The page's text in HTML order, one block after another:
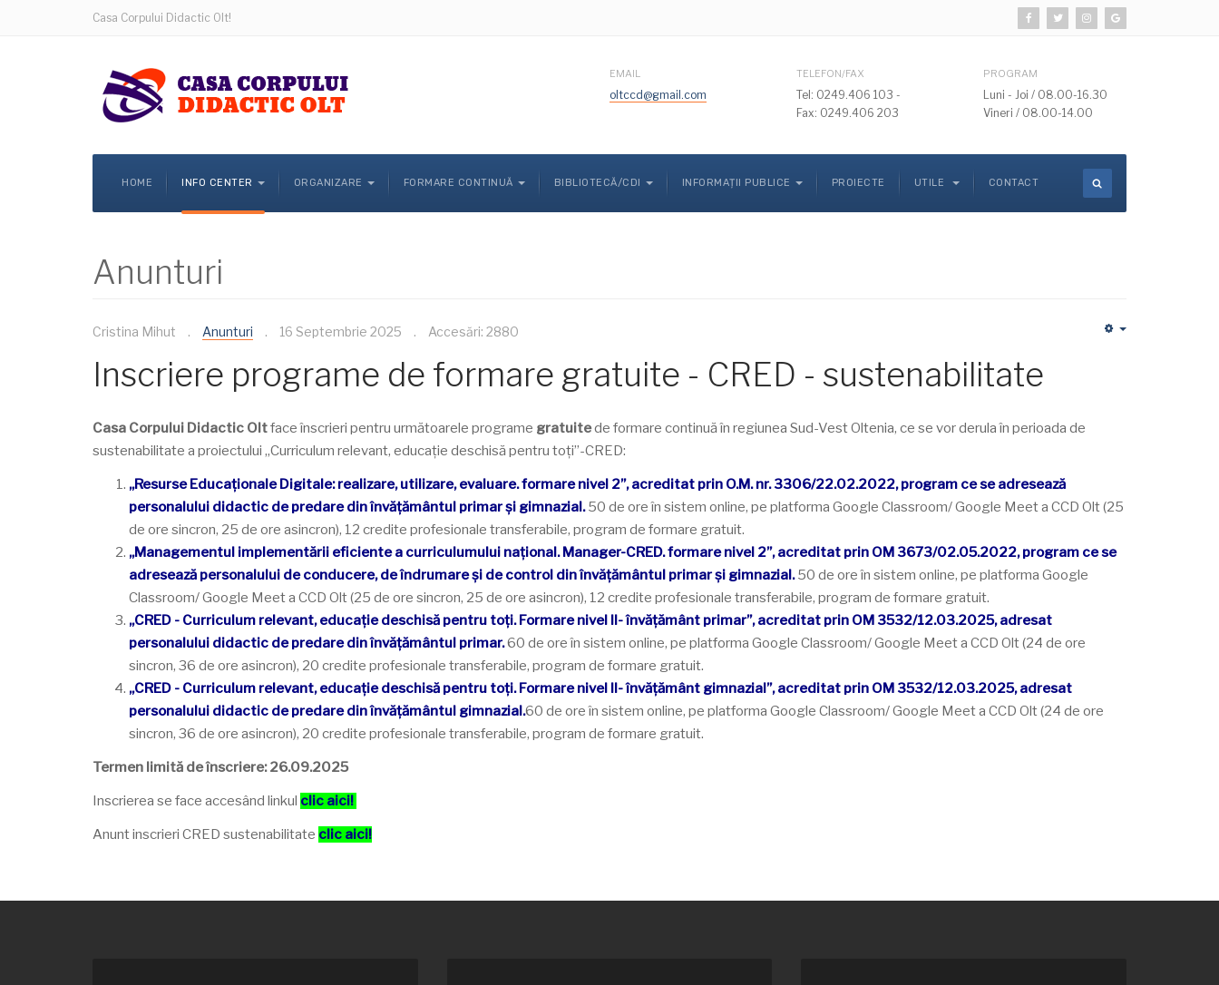
Casa Corpului Didactic Olt!
EMAIL
oltccd@gmail.com
TELEFON/FAX
Tel: 0249.406 103 -
Fax: 0249.406 203
PROGRAM
Luni - Joi / 08.00-16.30
Vineri / 08.00-14.00
HOME INFO CENTER ORGANIZARE FORMARE CONTINUĂ BIBLIOTECĂ/CDI INFORMAȚII PUBLICE PROIECTE UTILE CONTACT
Anunturi
Cristina Mihut Anunturi 16 Septembrie 2025 Accesări: 2880
Inscriere programe de formare gratuite - CRED - sustenabilitate
Casa Corpului Didactic Oltface înscrieri pentru următoarele programe gratuitede formare continuă în regiunea Sud-Vest Oltenia, ce se vor derula în perioada de
sustenabilitate a proiectului „Curriculum relevant, educație deschisă pentru toți”-CRED:
„Resurse Educaționale Digitale: realizare, utilizare, evaluare. formare nivel 2”, acreditat prin O.M. nr. 3306/22.02.2022, program ce se adresează
personalului didactic de predare din învățământul primar și gimnazial.50 de ore în sistem online, pe platforma Google Classroom/ Google Meet a CCD Olt (25
de ore sincron, 25 de ore asincron), 12 credite profesionale transferabile, program de formare gratuit.
„Managementul implementării eficiente a curriculumului național. Manager-CRED. formare nivel 2”, acreditat prin OM 3673/02.05.2022, program ce se
adresează personalului de conducere, de îndrumare și de control din învățământul primar și gimnazial.50 de ore în sistem online, pe platforma Google
Classroom/ Google Meet a CCD Olt (25 de ore sincron, 25 de ore asincron), 12 credite profesionale transferabile, program de formare gratuit.
„CRED - Curriculum relevant, educație deschisă pentru toţi. Formare nivel II- învăţământ primar”, acreditat prin OM 3532/12.03.2025, adresat
personalului didactic de predare din învățământul primar.60 de ore în sistem online, pe platforma Google Classroom/ Google Meet a CCD Olt (24 de ore
sincron, 36 de ore asincron), 20 credite profesionale transferabile, program de formare gratuit.
„CRED - Curriculum relevant, educație deschisă pentru toţi. Formare nivel II- învăţământ gimnazial”, acreditat prin OM 3532/12.03.2025, adresat
personalului didactic de predare din învățământul gimnazial.60 de ore în sistem online, pe platforma Google Classroom/ Google Meet a CCD Olt (24 de ore
sincron, 36 de ore asincron), 20 credite profesionale transferabile, program de formare gratuit.
Termen limită de înscriere: 26.09.2025
Inscrierea se face accesând linkul clic aici!
Anunt inscrieri CRED sustenabilitate clic aici!